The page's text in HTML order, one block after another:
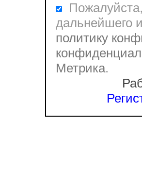
дальнейшего
политику
Метрика.